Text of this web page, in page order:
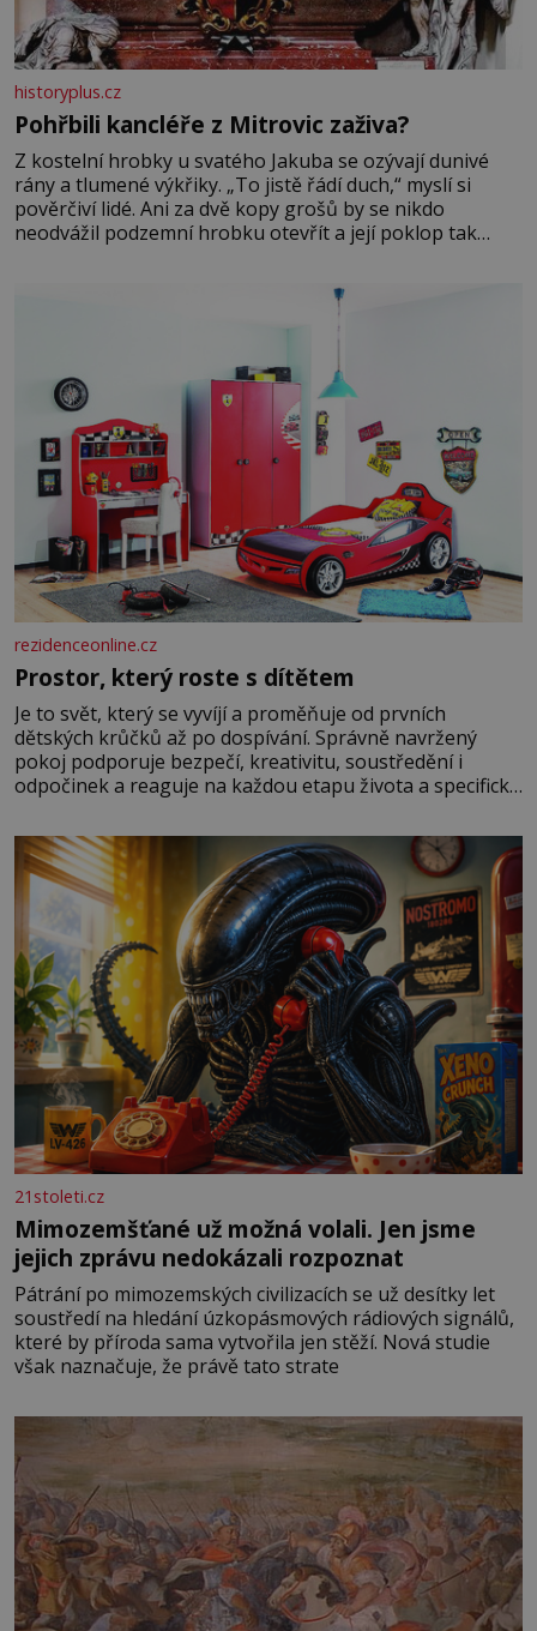
historyplus.cz
Pohřbili kancléře z Mitrovic zaživa?
Z kostelní hrobky u svatého Jakuba se ozývají dunivé
rány a tlumené výkřiky. „To jistě řádí duch,“ myslí si
pověrčiví lidé. Ani za dvě kopy grošů by se nikdo
neodvážil podzemní hrobku otevřít a její poklop tak
rezidenceonline.cz
Prostor, který roste s dítětem
Je to svět, který se vyvíjí a proměňuje od prvních
dětských krůčků až po dospívání. Správně navržený
pokoj podporuje bezpečí, kreativitu, soustředění i
odpočinek a reaguje na každou etapu života a specifické
měkkost a bezpečí, proto by pokoj miminka měl působit
především klidně a útulně. Předškolní věk je
21stoleti.cz
Mimozemšťané už možná volali. Jen jsme
jejich zprávu nedokázali rozpoznat
Pátrání po mimozemských civilizacích se už desítky let
soustředí na hledání úzkopásmových rádiových signálů,
které by příroda sama vytvořila jen stěží. Nová studie
však naznačuje, že právě tato strate